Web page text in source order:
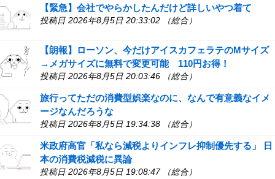
【緊急】会社でやらかしたんだけど詳しいやつ着て
投稿日 2026年8月5日 20:33:02 （総合）
【朗報】ローソン、今だけアイスカフェラテのMサイズ
→メガサイズに無料で変更可能 110円お得！
投稿日 2026年8月5日 20:03:46 （総合）
旅行ってただの消費型娯楽なのに、なんで有意義なイメ
ージなんだろうな
投稿日 2026年8月5日 19:34:38 （総合）
米政府高官「私なら減税よりインフレ抑制優先する」 日
本の消費税減税に異論
投稿日 2026年8月5日 19:08:47 （総合）